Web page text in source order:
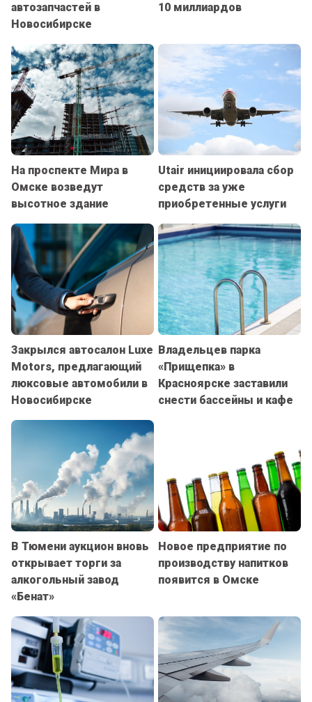
автозапчастей в
Новосибирске
10 миллиардов
На проспекте Мира в
Омске возведут
высотное здание
Utair инициировала сбор
средств за уже
приобретенные услуги
Закрылся автосалон Luxe
Motors, предлагающий
люксовые автомобили в
Новосибирске
Владельцев парка
«Прищепка» в
Красноярске заставили
снести бассейны и кафе
В Тюмени аукцион вновь
открывает торги за
алкогольный завод
«Бенат»
Новое предприятие по
производству напитков
появится в Омске